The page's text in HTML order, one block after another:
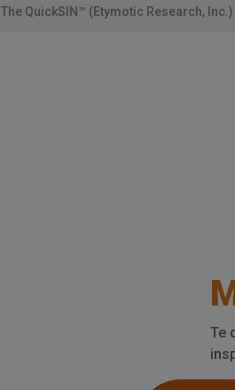
The QuickSIN™ (Etymotic Research,
Te